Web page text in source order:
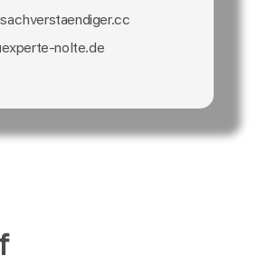
nolte.de